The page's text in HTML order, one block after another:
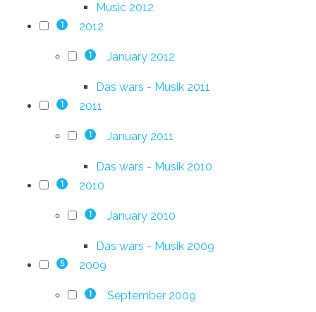
Music 2012
1 2012
1 January 2012
Das wars - Musik 2011
1 2011
1 January 2011
Das wars - Musik 2010
1 2010
1 January 2010
Das wars - Musik 2009
5 2009
1 September 2009